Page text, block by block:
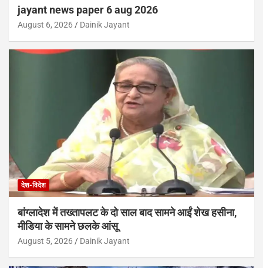
jayant news paper 6 aug 2026
August 6, 2026 Dainik Jayant
देश-विदेश
बांग्लादेश में तख्तापलट के दो साल बाद सामने आईं शेख हसीना,
मीडिया के सामने छलके आंसू
August 5, 2026 Dainik Jayant